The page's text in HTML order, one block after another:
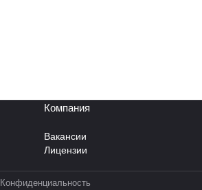
Компания
Вакансии
Лицензии
Конфиденциальность